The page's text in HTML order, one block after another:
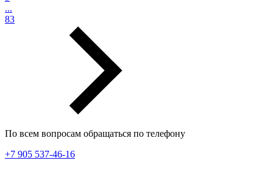
...
83
По всем вопросам обращаться по телефону
+7 905 537-46-16